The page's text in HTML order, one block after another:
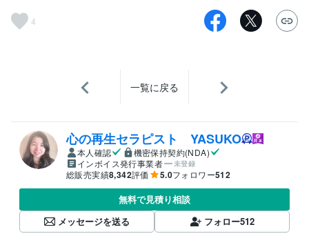
4
一覧に戻る
心の再生セラピスト YASUKO
本人確認
機密保持契約(NDA)
インボイス発行事業者
未登録
総販売実績8,342評価 5.0フォロワー512
無料で見積り相談
メッセージを送る
フォロー512